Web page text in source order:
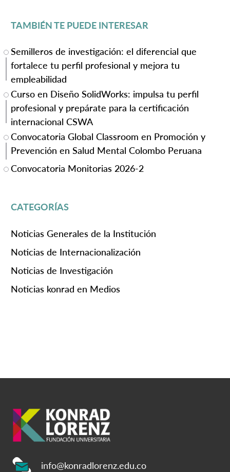
TAMBIÉN TE PUEDE INTERESAR
Semilleros de investigación: el diferencial que
fortalece tu perfil profesional y mejora tu
empleabilidad
Curso en Diseño SolidWorks: impulsa tu perfil
profesional y prepárate para la certificación
internacional CSWA
Convocatoria Global Classroom en Promoción y
Prevención en Salud Mental Colombo Peruana
Convocatoria Monitorias 2026-2
CATEGORÍAS
Noticias Generales de la Institución
Noticias de Internacionalización
Noticias de Investigación
Noticias konrad en Medios
info@konradlorenz.edu.co